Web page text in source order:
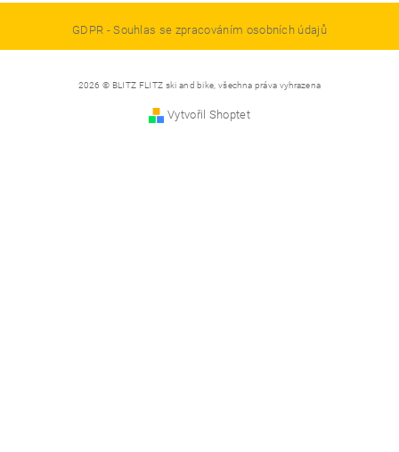
GDPR - Souhlas se zpracováním osobních údajů
2026 © BLITZ FLITZ ski and bike, všechna práva vyhrazena
Vytvořil Shoptet